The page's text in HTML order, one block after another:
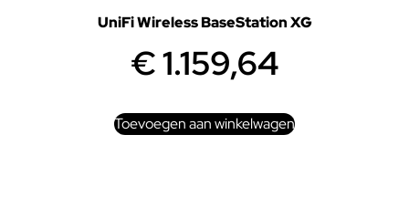
UniFi Wireless BaseStation XG
€1.159,64
Toevoegen aan winkelwagen